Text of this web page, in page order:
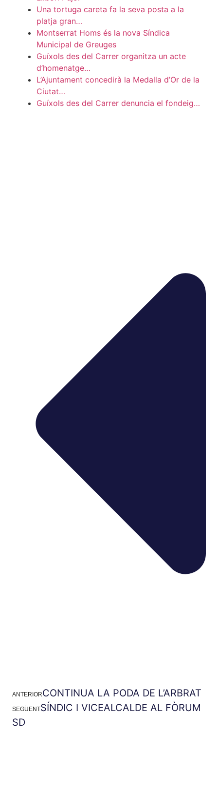
Una tortuga careta fa la seva posta a la
platja gran…
Montserrat Homs és la nova Síndica
Municipal de Greuges
Guíxols des del Carrer organitza un acte
d’homenatge…
L’Ajuntament concedirà la Medalla d’Or de la
Ciutat…
Guíxols des del Carrer denuncia el fondeig…
ANTERIORCONTINUA LA PODA DE L’ARBRAT
SEGÜENTSÍNDIC I VICEALCALDE AL FÒRUM
SD